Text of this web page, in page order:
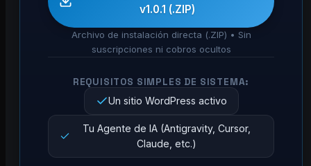
v1.0.1 (.ZIP)
Archivo de instalación directa (.ZIP) • Sin
suscripciones ni cobros ocultos
REQUISITOS SIMPLES DE SISTEMA:
Un sitio WordPress activo
Tu Agente de IA (Antigravity, Cursor,
Claude, etc.)